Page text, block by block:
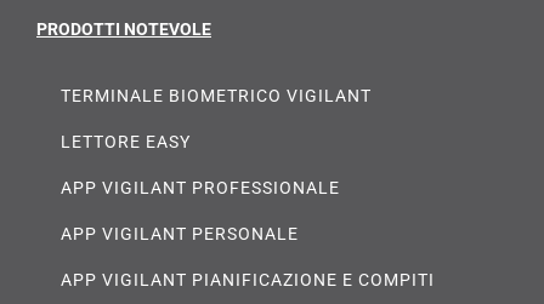
PRODOTTI NOTEVOLE
TERMINALE BIOMETRICO VIGILANT
LETTORE EASY
APP VIGILANT PROFESSIONALE
APP VIGILANT PERSONALE
APP VIGILANT PIANIFICAZIONE E COMPITI